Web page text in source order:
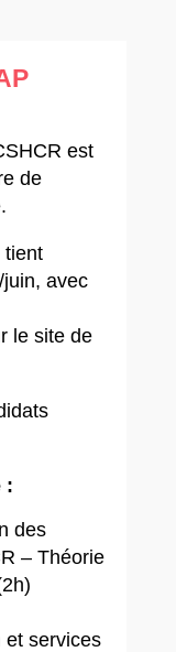
est
de
tient
avec
le site de
:
des
– Théorie
et services